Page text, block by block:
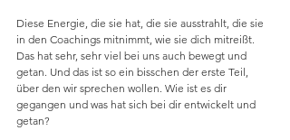
Diese Energie, die sie hat, die sie ausstrahlt, die sie
in den Coachings mitnimmt, wie sie dich mitreißt.
Das hat sehr, sehr viel bei uns auch bewegt und
getan. Und das ist so ein bisschen der erste Teil,
über den wir sprechen wollen. Wie ist es dir
gegangen und was hat sich bei dir entwickelt und
getan?